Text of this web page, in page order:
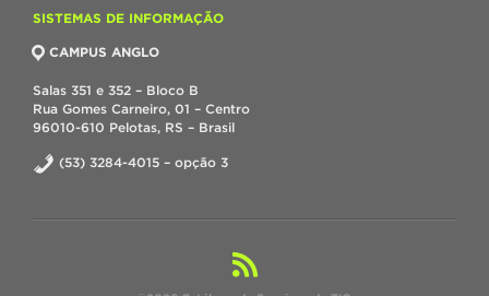
SISTEMAS DE INFORMAÇÃO
CAMPUS ANGLO
Salas 351 e 352 – Bloco B
Rua Gomes Carneiro, 01 – Centro
96010-610 Pelotas, RS – Brasil
(53) 3284-4015 – opção 3